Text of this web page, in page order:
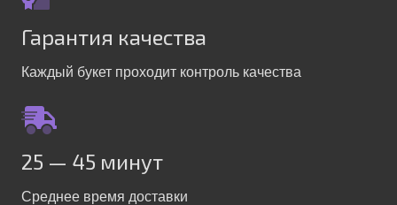
Гарантия качества
Каждый букет проходит контроль качества
25 — 45 минут
Среднее время доставки